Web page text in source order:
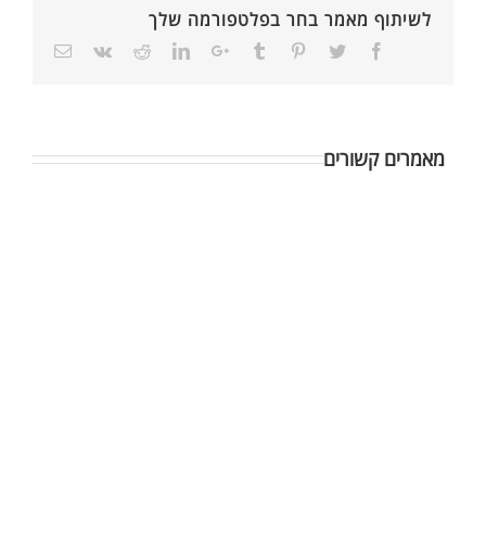
לשיתוף מאמר בחר בפלטפורמה שלך
מאמרים קשורים